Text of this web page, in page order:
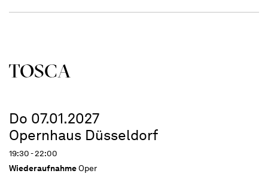
TOSCA
Do 07.01.2027
Opernhaus Düsseldorf
19:30 - 22:00
WiederaufnahmeOper